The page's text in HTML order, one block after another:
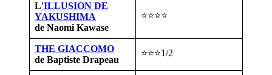
L'ILLUSION DE
YAKUSHIMA
de Naomi Kawase
⭐⭐⭐⭐
THE GIACCOMO
de Baptiste Drapeau
⭐⭐⭐1/2